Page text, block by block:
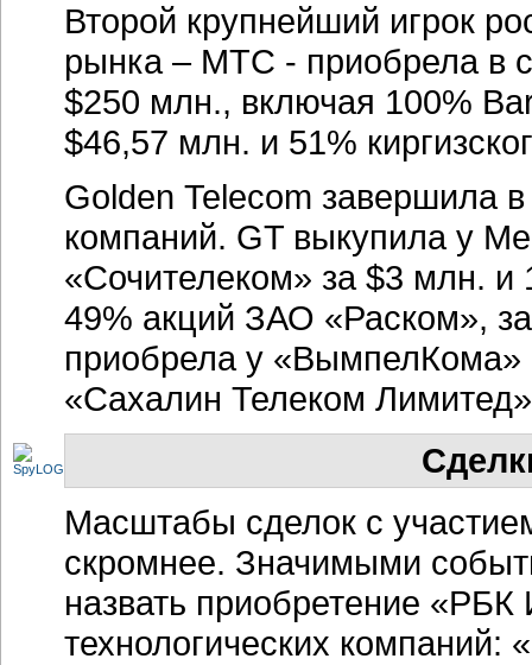
Второй крупнейший игрок
рынка – МТС - приобрела в
$250 млн., включая 100%
$46,57 млн. и 51%
Golden Telecom завершила
компаний. GT выкупила у
«Сочителеком» за $3 млн.
49% акций ЗАО «Раском»,
приобрела у
«Сахалин Телеком
Масштабы сделок с
скромнее. Значимыми
назвать приобретение
технологических